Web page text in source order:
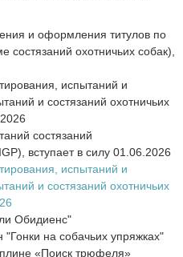
и оформления титулов по
состязаний охотничьих собак),
испытаний и
и состязаний охотничьих
состязаний
вступает в силу 01.06.2026
испытаний и
и состязаний охотничьих
Обидиенс"
на собачьих упряжках"
«Поиск трюфеля»